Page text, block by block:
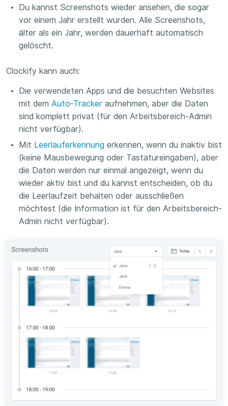
Du kannst Screenshots wieder ansehen, die sogar
vor einem Jahr erstellt wurden. Alle Screenshots,
älter als ein Jahr, werden dauerhaft automatisch
gelöscht.
Clockify kann auch:
Die verwendeten Apps und die besuchten Websites
mit dem Auto-Tracker aufnehmen, aber die Daten
sind komplett privat (für den Arbeitsbereich-Admin
nicht verfügbar).
Mit Leerlauferkennung erkennen, wenn du inaktiv bist
(keine Mausbewegung oder Tastatureingaben), aber
die Daten werden nur einmal angezeigt, wenn du
wieder aktiv bist und du kannst entscheiden, ob du
die Leerlaufzeit behalten oder ausschließen
möchtest (die Information ist für den Arbeitsbereich-
Admin nicht verfügbar).